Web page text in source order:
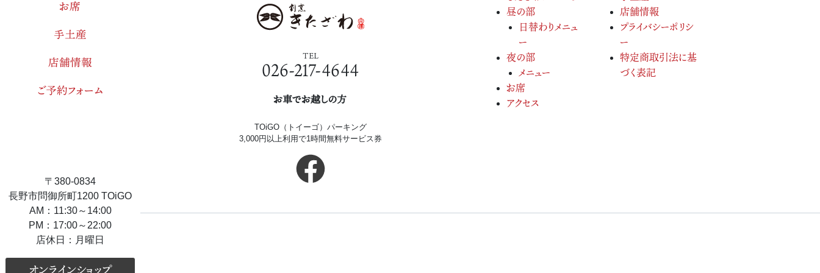
お席
手土産
店舗情報
ご予約フォーム
〒380-0834
長野市問御所町1200 TOiGO
AM：11:30～14:00
PM：17:00～22:00
店休日：月曜日
TEL
026-217-4644
お車でお越しの方
TOiGO（トイーゴ）パーキング
3,000円以上利用で1時間無料サービス券
昼の部
日替わりメニュ
ー
夜の部
メニュー
お席
アクセス
店舗情報
プライバシーポリシ
ー
特定商取引法に基
づく表記